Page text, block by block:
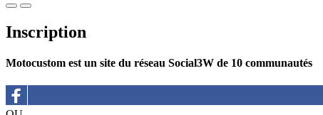
Inscription
Motocustom est un site du réseau Social3W de 10 communautés